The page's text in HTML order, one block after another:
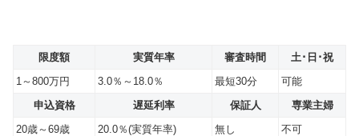
限度額 実質年率 審査時間
土･日･祝
1～800万円
3.0％～18.0％ 最短30分
可能
申込資格
遅延利率 保証人
専業主婦
20歳～69歳
20.0％(実質年率) 無し 不可